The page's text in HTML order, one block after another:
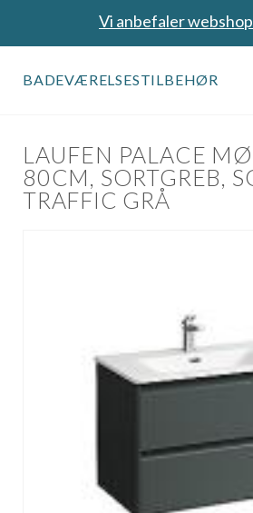
Vi anbefaler
BADEVÆRELSESTILBEHØR
LAUFEN PALACE
80CM, SORTGREB,
TRAFFIC GRÅ